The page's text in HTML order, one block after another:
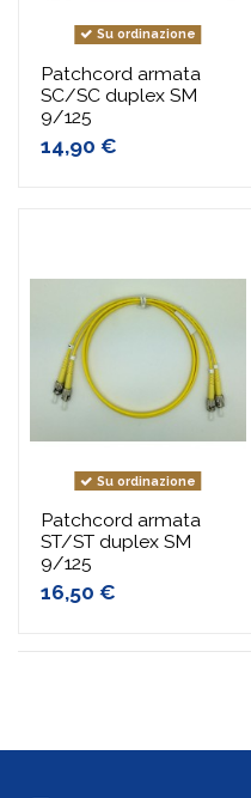
Su ordinazione
Patchcord armata
SC/SC duplex SM
9/125
14,90 €
Su ordinazione
Patchcord armata
ST/ST duplex SM
9/125
16,50 €